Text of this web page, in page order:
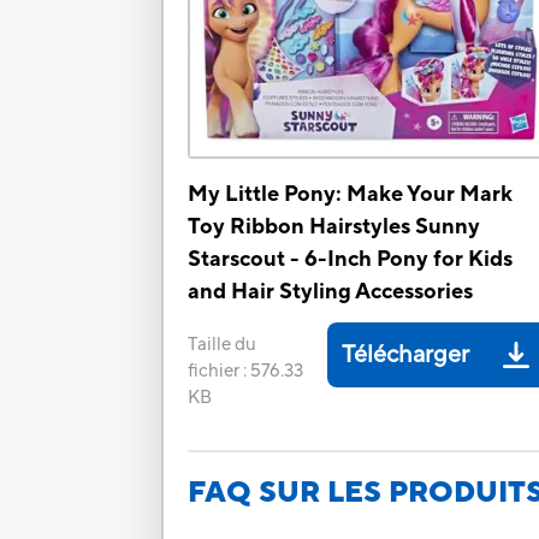
My Little Pony: Make Your Mark
Toy Ribbon Hairstyles Sunny
Starscout - 6-Inch Pony for Kids
and Hair Styling Accessories
Taille du
fichier : 576.33
KB
Télécharger
FAQ SUR LES